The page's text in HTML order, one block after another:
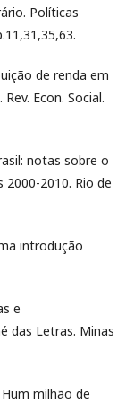
Políticas
de renda em
Econ. Social.
notas sobre o
2010. Rio de
introdução
e
das Letras. Minas
Hum milhão de